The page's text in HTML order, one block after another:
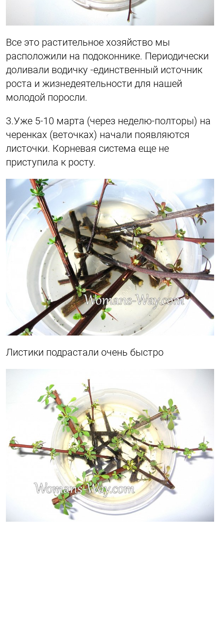
Все это растительное хозяйство мы
расположили на подоконнике. Периодически
доливали водичку -единственный источник
роста и жизнедеятельности для нашей
молодой поросли.
3.Уже 5-10 марта (через неделю-полторы) на
черенках (веточках) начали появляются
листочки. Корневая система еще не
приступила к росту.
Листики подрастали очень быстро